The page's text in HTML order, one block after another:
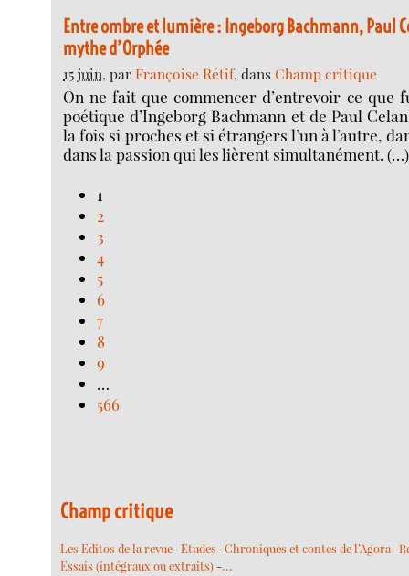
Entre ombre et lumière : Ingeborg Bachmann, Paul
mythe d’Orphée
15 juin, parFrançoise Rétif, dansChamp critique
On ne fait que commencer d’entrevoir ce que
poétique d’Ingeborg Bachmann et de Paul
la fois si proches et si étrangers l’un à l’autre,
dans la passion qui les lièrent simultanément. (…)
1
2
3
4
5
6
7
8
9
…
566
Champ critique
Les Editos de la revue -Etudes -Chroniques et contes de l’Agora -
Essais (intégraux ou extraits) -…